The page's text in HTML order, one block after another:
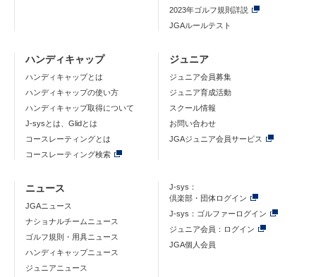
2023年ゴルフ規則詳説
JGAルールテスト
ハンディキャップ
ハンディキャップとは
ハンディキャップの使い方
ハンディキャップ取得について
J-sysとは、Glidとは
コースレーティングとは
コースレーティング検索
ジュニア
ジュニア会員募集
ジュニア育成活動
スクール情報
お問い合わせ
JGAジュニア会員サービス
ニュース
JGAニュース
ナショナルチームニュース
ゴルフ規則・用具ニュース
ハンディキャップニュース
ジュニアニュース
J-sys：
倶楽部・団体ログイン
J-sys：ゴルファーログイン
ジュニア会員：ログイン
JGA個人会員